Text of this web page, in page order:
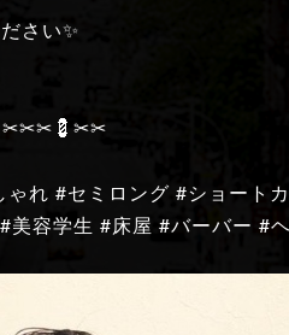
さい✨
れ #セミロング #ショート
美容学生 #床屋 #バーバー #